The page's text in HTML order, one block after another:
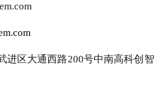
进区大通西路200号中南高科创智